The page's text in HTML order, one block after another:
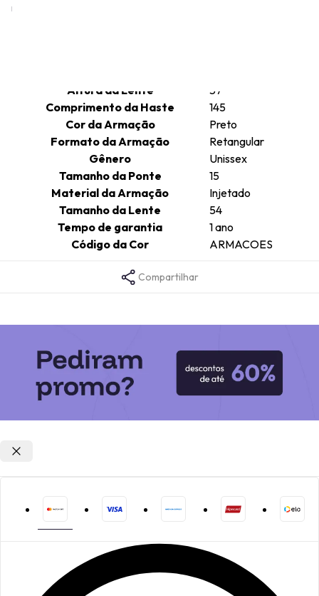
melhor.
Altura da Lente
37
Comprimento da Haste
145
Cor da Armação
Preto
Formato da Armação
Retangular
Gênero
Unissex
Tamanho da Ponte
15
Material da Armação
Injetado
Tamanho da Lente
54
Tempo de garantia
1 ano
Código da Cor
ARMACOES
Compartilhar